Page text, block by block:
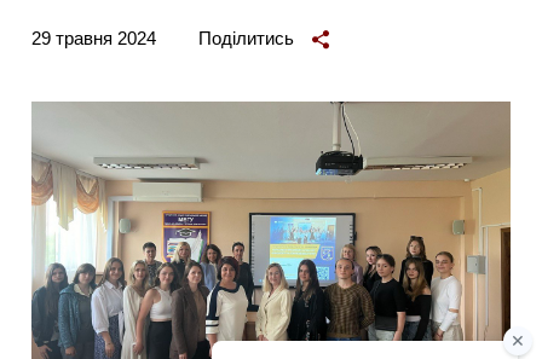
29 травня 2024 Поділитись